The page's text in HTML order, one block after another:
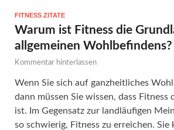
FITNESS ZITATE
Warum ist Fitness die
allgemeinen Wohlbefindens?
Kommentar hinterlassen
Wenn Sie sich auf ganzheitliches
dann müssen Sie wissen, dass Fitness
ist. Im Gegensatz zur landläufigen
so schwierig, Fitness zu erreichen. Sie